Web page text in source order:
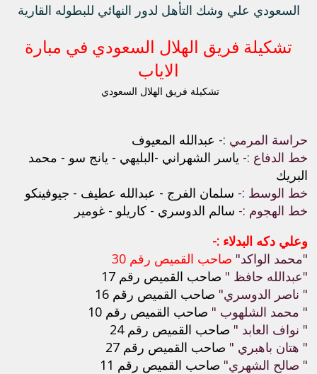
السعودي علي وشك التأهل لدور النهائي للبطوله القارية
تشكيلة فريق الهلال السعودي في مبارة
الاياب
تشكيلة فريق الهلال السعودي
حراسة المرمي :- عبدالله المعيوف
خط الدفاع :- ياسر الشهراني -البليهي - يانج سو - محمد
البريك
خط الوسط :- سلمان الفرج - عبدالله عطيف - جيوفينكو
خط الهجوم :- سالم الدوسري - كاريلو - غومير
وعلي دكه البدلاء :-
"محمد الواكد" صاحب القميص رقم 30
"عبدالله حافظ " صاحب القميص رقم 17
" ناصر الدوسري" صاحب القميص رقم 16
" محمد الشلهوب " صاحب القميص رقم 10
" نواف العابد " صاحب القميص رقم 24
" هتان باهبري " صاحب القميص رقم 27
" صالح الشهري" صاحب القميص رقم 11